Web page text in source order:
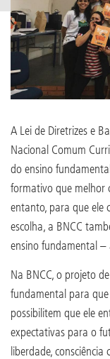
A Lei de Diretrizes e
Nacional Comum
do ensino
formativo que melhor
entanto, para que ele
escolha, a BNCC
ensino fundamental –
Na BNCC, o projeto
fundamental para
possibilitem que ele
expectativas para o
liberdade,